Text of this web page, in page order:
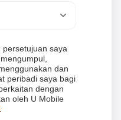
saya
dan
peribadi saya bagi
dengan
oleh U Mobile